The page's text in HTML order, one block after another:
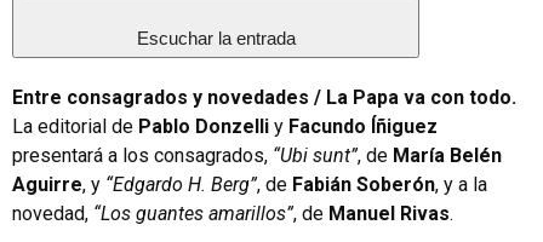
Escuchar la entrada
Entre consagrados y novedades / La Papa va con todo.
La editorial de Pablo Donzelli y Facundo Íñiguez
presentará a los consagrados, “Ubi sunt”, de María Belén
Aguirre, y “Edgardo H. Berg”, de Fabián Soberón, y a la
novedad, “Los guantes amarillos”, de Manuel Rivas.